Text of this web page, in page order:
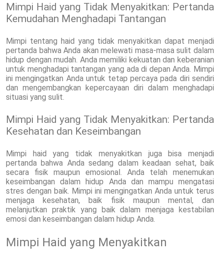
Mimpi Haid yang Tidak Menyakitkan: Pertanda
Kemudahan Menghadapi Tantangan
Mimpi tentang haid yang tidak menyakitkan dapat menjadi
pertanda bahwa Anda akan melewati masa-masa sulit dalam
hidup dengan mudah. Anda memiliki kekuatan dan keberanian
untuk menghadapi tantangan yang ada di depan Anda. Mimpi
ini mengingatkan Anda untuk tetap percaya pada diri sendiri
dan mengembangkan kepercayaan diri dalam menghadapi
situasi yang sulit.
Mimpi Haid yang Tidak Menyakitkan: Pertanda
Kesehatan dan Keseimbangan
Mimpi haid yang tidak menyakitkan juga bisa menjadi
pertanda bahwa Anda sedang dalam keadaan sehat, baik
secara fisik maupun emosional. Anda telah menemukan
keseimbangan dalam hidup Anda dan mampu mengatasi
stres dengan baik. Mimpi ini mengingatkan Anda untuk terus
menjaga kesehatan, baik fisik maupun mental, dan
melanjutkan praktik yang baik dalam menjaga kestabilan
emosi dan keseimbangan dalam hidup Anda.
Mimpi Haid yang Menyakitkan